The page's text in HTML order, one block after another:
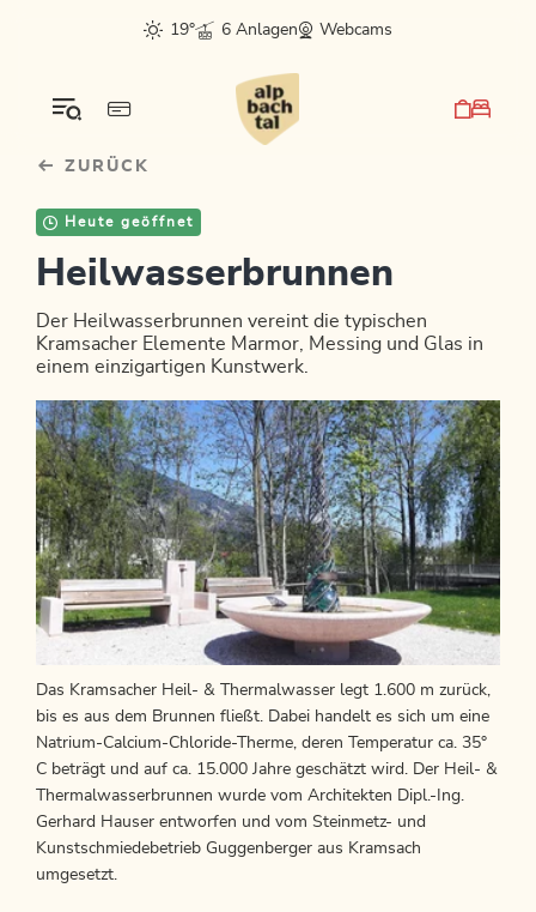
sr.skip-to.main-content
sr.skip-to.table-of-contents
sr.skip-to.main-navigation
19°
6 Anlagen Webcams
ZURÜCK
Heute geöffnet
Heilwasserbrunnen
Der Heilwasserbrunnen vereint die typischen
Kramsacher Elemente Marmor, Messing und Glas in
einem einzigartigen Kunstwerk.
Das Kramsacher Heil- & Thermalwasser legt 1.600 m zurück,
bis es aus dem Brunnen fließt. Dabei handelt es sich um eine
Natrium-Calcium-Chloride-Therme, deren Temperatur ca. 35°
C beträgt und auf ca. 15.000 Jahre geschätzt wird. Der Heil- &
Thermalwasserbrunnen wurde vom Architekten Dipl.-Ing.
Gerhard Hauser entworfen und vom Steinmetz- und
Kunstschmiedebetrieb Guggenberger aus Kramsach
umgesetzt.